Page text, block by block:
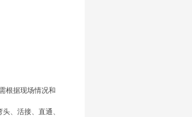
根据现场情况和
、活接、直通、